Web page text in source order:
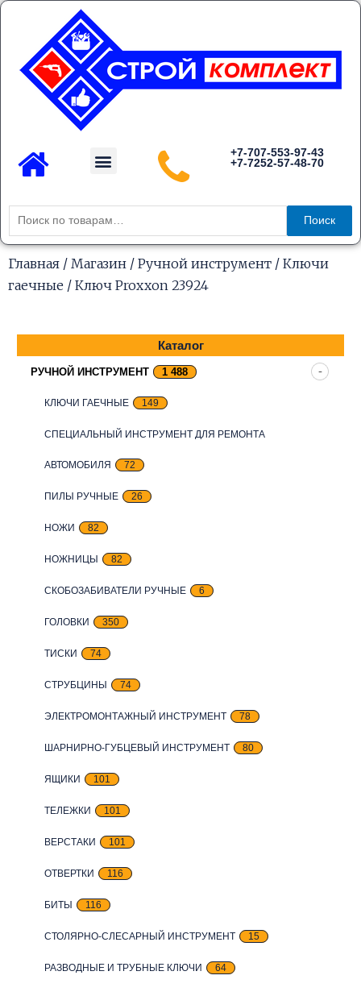
Перейти
содержимому
Menu
+7-707-553-97-43
+7-7252-57-48-70
Искать:
Поиск
Главная / Магазин / Ручной инструмент / Ключи
гаечные / Ключ Proxxon 23924
Каталог
РУЧНОЙ ИНСТРУМЕНТ 1 488
КЛЮЧИ ГАЕЧНЫЕ 149
СПЕЦИАЛЬНЫЙ ИНСТРУМЕНТ ДЛЯ РЕМОНТА
АВТОМОБИЛЯ 72
ПИЛЫ РУЧНЫЕ 26
НОЖИ 82
НОЖНИЦЫ 82
СКОБОЗАБИВАТЕЛИ РУЧНЫЕ 6
ГОЛОВКИ 350
ТИСКИ 74
СТРУБЦИНЫ 74
ЭЛЕКТРОМОНТАЖНЫЙ ИНСТРУМЕНТ 78
ШАРНИРНО-ГУБЦЕВЫЙ ИНСТРУМЕНТ 80
ЯЩИКИ 101
ТЕЛЕЖКИ 101
ВЕРСТАКИ 101
ОТВЕРТКИ 116
БИТЫ 116
СТОЛЯРНО-СЛЕСАРНЫЙ ИНСТРУМЕНТ 15
РАЗВОДНЫЕ И ТРУБНЫЕ КЛЮЧИ 64